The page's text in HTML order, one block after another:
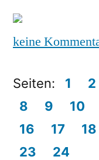
keine
Seiten: 1 2
8
9 10
16
17 18
23
24